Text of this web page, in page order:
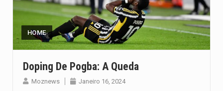
O pagamento marca o desfecho de um dos processos mais…
O programa, cuja implementação está prevista entre abril de 2026…
HOME
Doping De Pogba: A Queda
Moznews Janeiro 16, 2024